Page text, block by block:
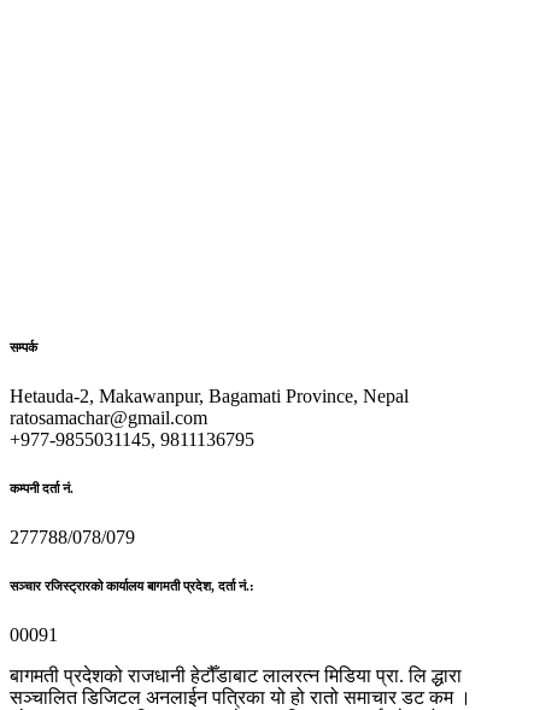
सम्पर्क
Hetauda-2, Makawanpur, Bagamati Province, Nepal
ratosamachar@gmail.com
+977-9855031145, 9811136795
कम्पनी दर्ता नं.
277788/078/079
सञ्चार रजिस्ट्रारको कार्यालय बागमती प्रदेश, दर्ता नं.:
00091
बागमती प्रदेशको राजधानी हेटौँडाबाट लालरत्न मिडिया प्रा. लि द्धारा
सञ्चालित डिजिटल अनलाईन पत्रिका यो हो रातो समाचार डट कम ।